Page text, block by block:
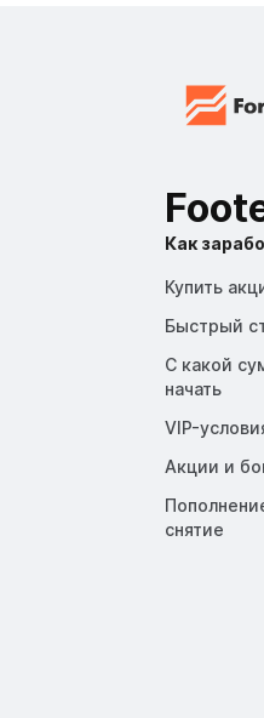
Как
Купить
Быстрый
С какой
начать
VIP-
Акции и
снятие